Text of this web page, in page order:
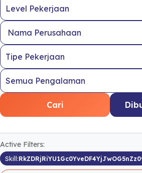
Nama Perusahaan
Cari
Active Filters:
Skill: